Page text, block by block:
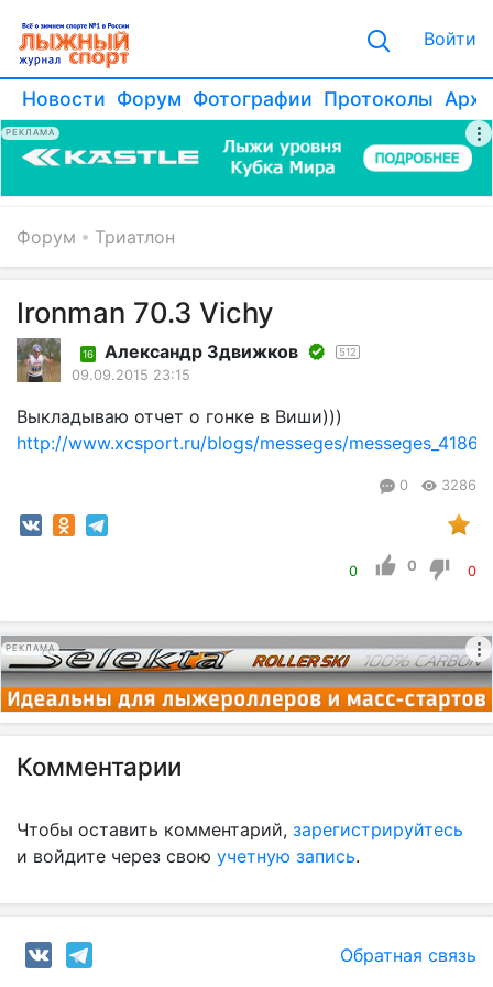
Войти
Новости Форум Фотографии Протоколы
РЕКЛАМА
Форум Триатлон
Ironman 70.3 Vichy
16 Александр Здвижков 512
09.09.2015 23:15
Выкладываю отчет о гонке в Виши)))
http://www.xcsport.ru/blogs/messeges/
0 3286
0 0 0
РЕКЛАМА
Комментарии
Чтобы оставить комментарий, зарегистрируйтесь
и войдите через свою учетную запись.
Обратная связь